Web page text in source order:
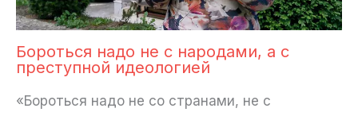
Бороться надо не с народами, а с
преступной идеологией
«Бороться надо не со странами, не с